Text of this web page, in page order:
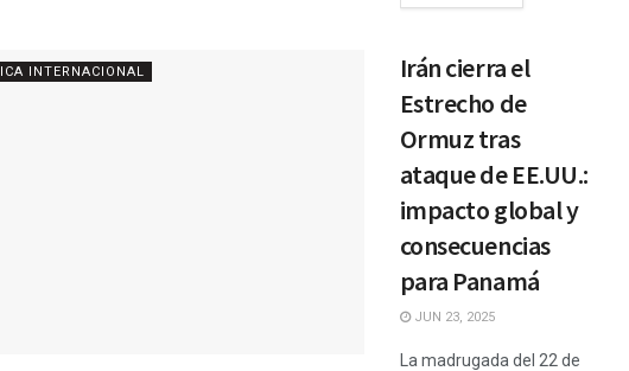
INTERNACIONAL
Irán cierra el
Estrecho de
Ormuz tras
ataque de EE.UU.:
impacto global y
consecuencias
para Panamá
JUN 23, 2025
La madrugada del 22 de